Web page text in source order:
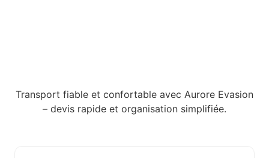
Transport fiable et confortable avec Aurore Evasion
– devis rapide et organisation simplifiée.